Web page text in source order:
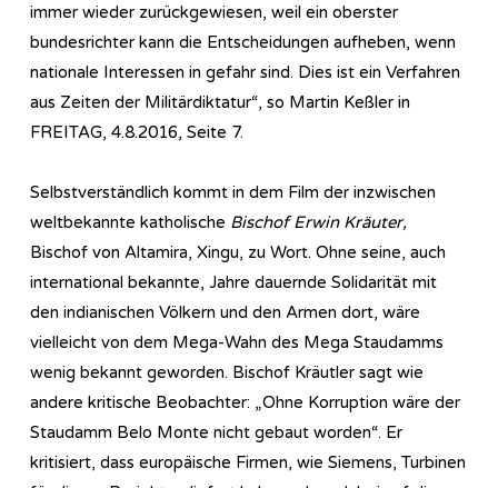
immer wieder zurückgewiesen, weil ein oberster
bundesrichter kann die Entscheidungen aufheben, wenn
nationale Interessen in gefahr sind. Dies ist ein Verfahren
aus Zeiten der Militärdiktatur“, so Martin Keßler in
FREITAG, 4.8.2016, Seite 7.
Selbstverständlich kommt in dem Film der inzwischen
weltbekannte katholische Bischof Erwin Kräuter,
Bischof von Altamira, Xingu, zu Wort. Ohne seine, auch
international bekannte, Jahre dauernde Solidarität mit
den indianischen Völkern und den Armen dort, wäre
vielleicht von dem Mega-Wahn des Mega Staudamms
wenig bekannt geworden. Bischof Kräutler sagt wie
andere kritische Beobachter: „Ohne Korruption wäre der
Staudamm Belo Monte nicht gebaut worden“. Er
kritisiert, dass europäische Firmen, wie Siemens, Turbinen